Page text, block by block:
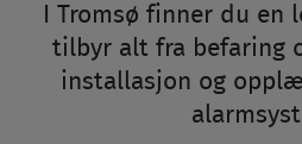
I Tromsø finner du en
tilbyr alt fra befaring
installasjon og